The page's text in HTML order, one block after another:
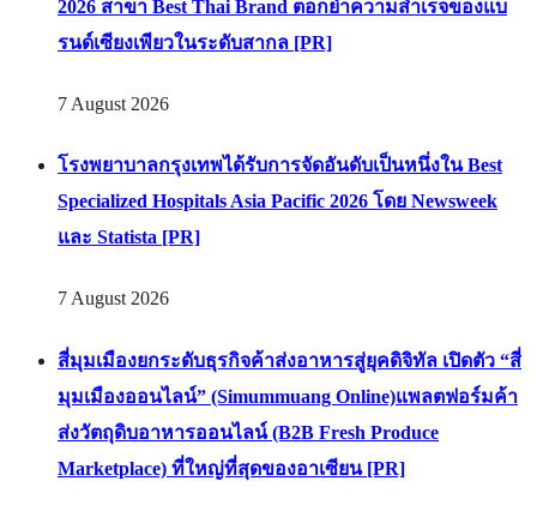
2026 สาขา Best Thai Brand ตอกย้ำความสำเร็จของแบ
รนด์เซียงเพียวในระดับสากล [PR]
7 August 2026
โรงพยาบาลกรุงเทพได้รับการจัดอันดับเป็นหนึ่งใน Best
Specialized Hospitals Asia Pacific 2026 โดย Newsweek
และ Statista [PR]
7 August 2026
สี่มุมเมืองยกระดับธุรกิจค้าส่งอาหารสู่ยุคดิจิทัล เปิดตัว “สี่
มุมเมืองออนไลน์” (Simummuang Online)แพลตฟอร์มค้า
ส่งวัตถุดิบอาหารออนไลน์ (B2B Fresh Produce
Marketplace) ที่ใหญ่ที่สุดของอาเซียน [PR]